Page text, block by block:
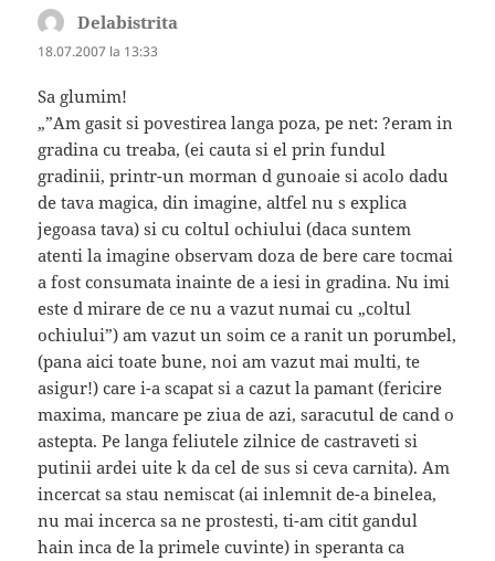
Delabistrita
18.07.2007 la 13:33
Sa glumim!
„”Am gasit si povestirea langa poza, pe net: ?eram in
gradina cu treaba, (ei cauta si el prin fundul
gradinii, printr-un morman d gunoaie si acolo dadu
de tava magica, din imagine, altfel nu s explica
jegoasa tava) si cu coltul ochiului (daca suntem
atenti la imagine observam doza de bere care tocmai
a fost consumata inainte de a iesi in gradina. Nu imi
este d mirare de ce nu a vazut numai cu „coltul
ochiului”) am vazut un soim ce a ranit un porumbel,
(pana aici toate bune, noi am vazut mai multi, te
asigur!) care i-a scapat si a cazut la pamant (fericire
maxima, mancare pe ziua de azi, saracutul de cand o
astepta. Pe langa feliutele zilnice de castraveti si
putinii ardei uite k da cel de sus si ceva carnita). Am
incercat sa stau nemiscat (ai inlemnit de-a binelea,
nu mai incerca sa ne prostesti, ti-am citit gandul
hain inca de la primele cuvinte) in speranta ca